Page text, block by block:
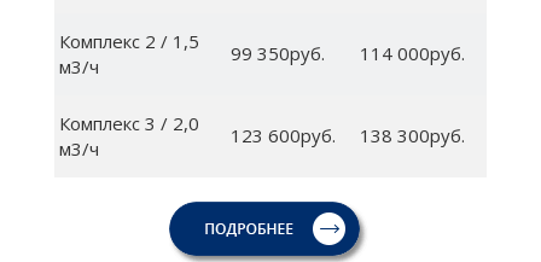
Комплекс 2 / 1,5
м3/ч
99 350руб. 114 000руб.
Комплекс 3 / 2,0
м3/ч
123 600руб. 138 300руб.